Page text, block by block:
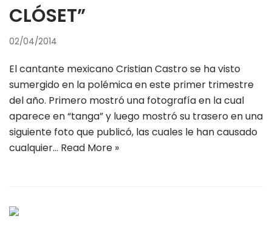
CLÓSET”
02/04/2014
El cantante mexicano Cristian Castro se ha visto
sumergido en la polémica en este primer trimestre
del año. Primero mostró una fotografía en la cual
aparece en “tanga” y luego mostró su trasero en una
siguiente foto que publicó, las cuales le han causado
cualquier… Read More »